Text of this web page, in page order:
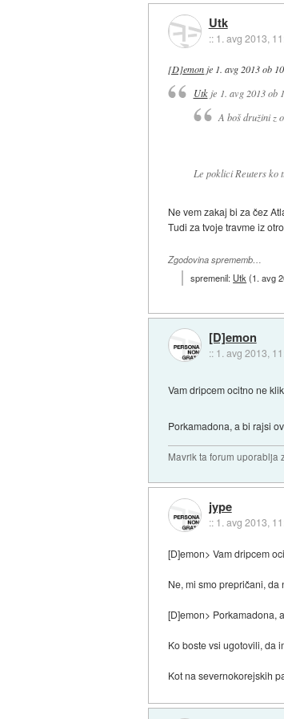
Utk
:: 1. avg 2013,
[D]emon je 1. avg 2013 ob
Utkje 1. avg 2013 ob
A boš družini z
Le poklici Reuters ko
Ne vem zakaj bi za čez
Tudi za tvoje travme iz
Zgodovina sprememb…
spremenil: Utk(1. avg
[D]emon
:: 1. avg 2013,
Vam dripcem ocitno ne
Porkamadona, a bi rajsi
Mavrik ta forum uporablja
jype
:: 1. avg 2013,
[D]emon> Vam dripcem
Ne, mi smo prepričani,
[D]emon> Porkamadona,
Ko boste vsi ugotovili, da
Kot na severnokorejskih